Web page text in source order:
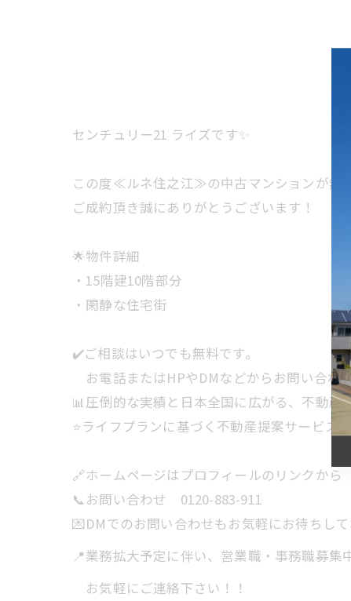
センチュリー21 ライズです✨
この度≪ルネ住之江≫の中古マンションが無
ご成約頂き誠にありがとうございます！
🌟物件詳細
・15階建10階部分
・閑静な住宅街
✔️ご相談はいつでも無料です。
お電話またはHPやDMなどからお問い合わ
📊圧倒的な実績と日本全国に広がる、不動産
⭐️ライフプランに基づく不動産提案サービス
🔗ホームページはプロフィールのリンクから
📞お問い合わせ 0120-883-911
💌DMでのお問い合わせもお気軽にお待ちし
📍業務拡大予定に伴い、営業職・事務職募集
お気軽にご連絡下さい！！